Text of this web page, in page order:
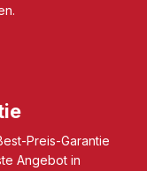
Preis-Garantie
Angebot in